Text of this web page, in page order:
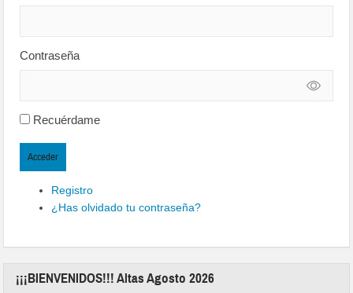
Contraseña
Recuérdame
Acceder
Registro
¿Has olvidado tu contraseña?
¡¡¡BIENVENIDOS!!! Altas Agosto 2026